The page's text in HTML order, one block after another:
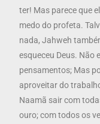
ter! Mas parece que
medo do profeta.
nada, Jahweh
esqueceu Deus. Não
pensamentos; Mas
aproveitar do
Naamã sair com
ouro; com todos os